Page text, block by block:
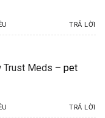
TRẢ LỜI
Trust Meds – pet
TRẢ LỜI